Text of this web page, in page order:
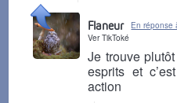
Flaneur
En réponse
Ver TikToké
Je trouve
esprits et
action